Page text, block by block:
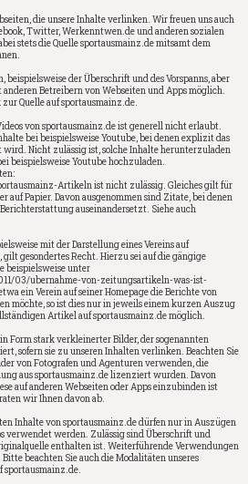
die unsere Inhalte verlinken. Wir freuen uns auch
Twitter, Werkenntwen.de und anderen sozialen
stets die Quelle sportausmainz.de mitsamt dem
beispielsweise der Überschrift und des Vorspanns, aber
Betreibern von Webseiten und Apps möglich.
Quelle auf sportausmainz.de.
von sportausmainz.de ist generell nicht erlaubt.
bei beispielsweise Youtube, bei denen explizit das
Nicht zulässig ist, solche Inhalte herunterzuladen
beispielsweise Youtube hochzuladen.
Artikeln ist nicht zulässig. Gleiches gilt für
auf Papier. Davon ausgenommen sind Zitate, bei denen
auseinandersetzt. Siehe auch
mit der Darstellung eines Vereins auf
gesondertes Recht. Hierzu sei auf die gängige
beispielsweise unter
03/ubernahme-von-zeitungsartikeln-was-ist-
ein Verein auf seiner Homepage die Berichte von
möchte, so ist dies nur in jeweils einem kurzen Auszug
Artikel auf sportausmainz.de möglich.
Form stark verkleinerter Bilder, der sogenannten
sofern sie zu unseren Inhalten verlinken. Beachten Sie
von Fotografen und Agenturen verwenden, die
aus sportausmainz.de lizenziert wurden. Davon
auf anderen Webseiten oder Apps einzubinden ist
wir Ihnen davon ab.
Inhalte von sportausmainz.de dürfen nur in Auszügen
verwendet werden. Zulässig sind Überschrift und
enthalten ist. Weiterführende Verwendungen
beachten Sie auch die Modalitäten unseres
sportausmainz.de.